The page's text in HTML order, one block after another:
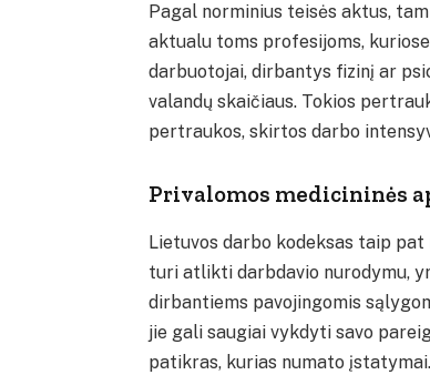
Pagal norminius teisės aktus,
aktualu toms profesijoms,
darbuotojai, dirbantys fizinį ar
valandų skaičiaus. Tokios
pertraukos, skirtos darbo
Privalomos medicininės
Lietuvos darbo kodeksas taip
turi atlikti darbdavio nurodymu,
dirbantiems pavojingomis
jie gali saugiai vykdyti savo
patikras, kurias numato įstatymai.